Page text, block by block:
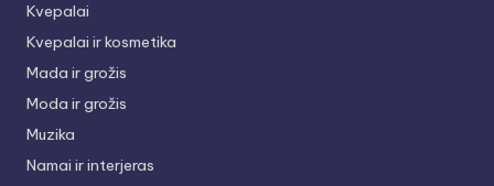
Kvepalai
Kvepalai ir kosmetika
Mada ir grožis
Moda ir grožis
Muzika
Namai ir interjeras